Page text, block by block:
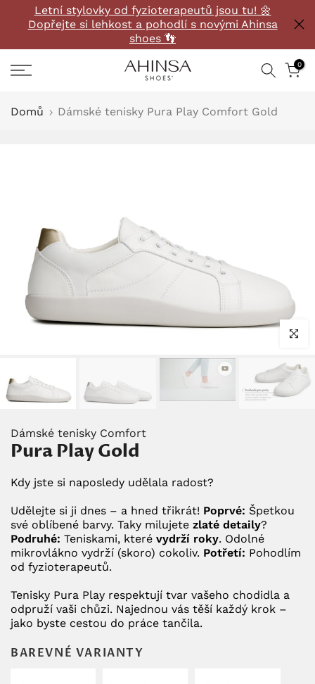
Přeskočit
Letní stylovky od fyzioterapeutů jsou tu! 🌼
Dopřejte si lehkost a pohodlí s novými Ahinsa
shoes 👣
0
Domů Dámské tenisky Pura Play Comfort Gold
Dámské tenisky Comfort
Pura Play Gold
Kdy jste si naposledy udělala radost?
Udělejte si ji dnes – a hned třikrát! Poprvé: Špetkou
své oblíbené barvy. Taky milujete zlaté detaily?
Podruhé: Teniskami, které vydrží roky. Odolné
mikrovlákno vydrží (skoro) cokoliv. Potřetí: Pohodlím
od fyzioterapeutů.
Tenisky Pura Play respektují tvar vašeho chodidla a
odpruží vaši chůzi. Najednou vás těší každý krok –
jako byste cestou do práce tančila.
BAREVNÉ VARIANTY